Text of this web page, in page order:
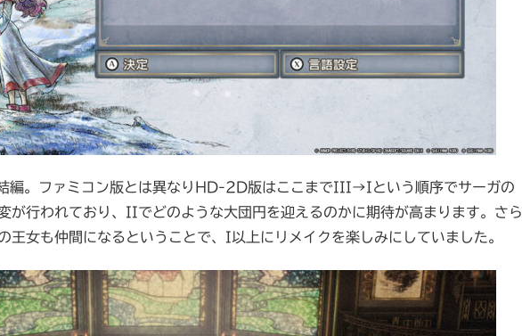
編。ファミコン版とは異なりHD-2D版はここまでIII→Iという順序でサーガの
が行われており、IIでどのような大団円を迎えるのかに期待が高まります。さら
王女も仲間になるということで、I以上にリメイクを楽しみにしていました。